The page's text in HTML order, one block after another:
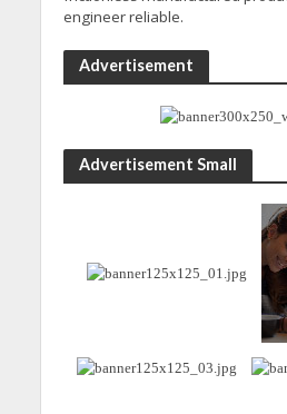
engineer reliable.
Advertisement
Advertisement Small